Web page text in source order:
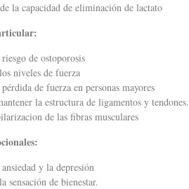
la capacidad de eliminación de lactato
de ostoporosis
niveles de fuerza
de fuerza en personas mayores
la estructura de ligamentos y tendones.
de las fibras musculares
y la depresión
sensación de bienestar.